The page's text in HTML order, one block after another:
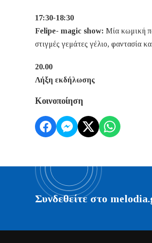
17:30-18:30
Felipe- magic show: Μία κωμική
στιγμές γεμάτες γέλιο, φαντασία
20.00
Λήξη εκδήλωσης
Κοινοποίηση
Συνδεθείτε στο